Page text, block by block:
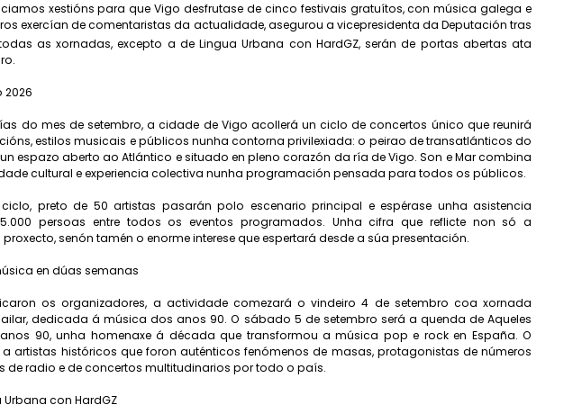
xestións para que Vigo desfrutase de cinco festivais gratuítos, con música galega e
exercían de comentaristas da actualidade, asegurou a vicepresidenta da Deputación tras
as xornadas, excepto a de Lingua Urbana con HardGZ, serán de portas abertas ata
2026
do mes de setembro, a cidade de Vigo acollerá un ciclo de concertos único que reunirá
estilos musicais e públicos nunha contorna privilexiada: o peirao de transatlánticos do
espazo aberto ao Atlántico e situado en pleno corazón da ría de Vigo. Son e Mar combina
cultural e experiencia colectiva nunha programación pensada para todos os públicos.
preto de 50 artistas pasarán polo escenario principal e espérase unha asistencia
persoas entre todos os eventos programados. Unha cifra que reflicte non só a
senón tamén o enorme interese que espertará desde a súa presentación.
en dúas semanas
os organizadores, a actividade comezará o vindeiro 4 de setembro coa xornada
dedicada á música dos anos 90. O sábado 5 de setembro será a quenda de Aqueles
90, unha homenaxe á década que transformou a música pop e rock en España. O
a artistas históricos que foron auténticos fenómenos de masas, protagonistas de números
de radio e de concertos multitudinarios por todo o país.
Urbana con HardGZ